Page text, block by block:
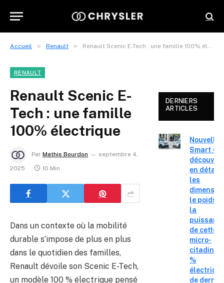
Accueil » Renault » Renault Scenic E-Tech : une famille 100% électrique
RENAULT
Renault Scenic E-
Tech : une famille
100% électrique
Par Mathis Bourdon
septembre 4,
2025
10 Min
Dans un contexte où la mobilité
durable s’impose de plus en plus
dans le quotidien des familles,
Renault dévoile son Scenic E-Tech,
un modèle 100 % électrique pensé
DERNIERS
ARTICLES
Nouvelle
Smart #2
en détail
les
le poids
la
de cette
micro-
citadine
%
de